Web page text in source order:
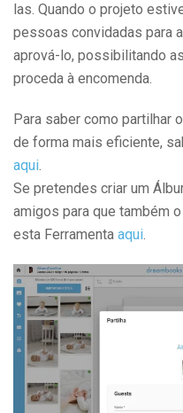
las. Quando o projeto
pessoas convidadas para
aprová-lo, possibilitando
proceda à encomenda.
Para saber como partilhar
de forma mais eficiente,
aqui.
Se pretendes criar um
amigos para que também
esta Ferramenta aqui.